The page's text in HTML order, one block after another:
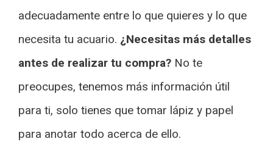
adecuadamente entre lo que quieres y lo que
necesita tu acuario. ¿Necesitas más detalles
antes de realizar tu compra? No te
preocupes, tenemos más información útil
para ti, solo tienes que tomar lápiz y papel
para anotar todo acerca de ello.